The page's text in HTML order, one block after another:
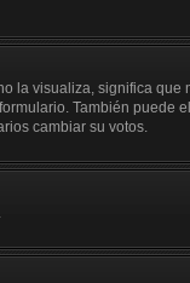
la visualiza, significa
También puede
cambiar su votos.